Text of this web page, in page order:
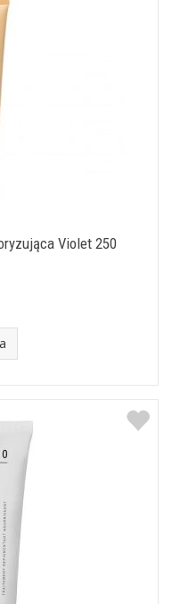
Violet 250